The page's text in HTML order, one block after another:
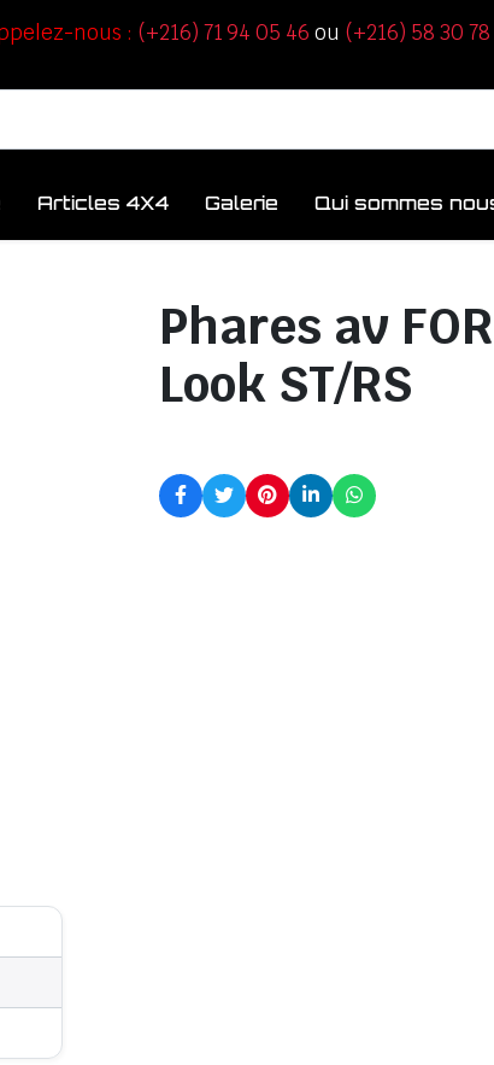
nous : (+216) 71 94 05 46 ou (+216) 58 30
Articles 4X4 Galerie Qui sommes
Phares av
Look ST/RS